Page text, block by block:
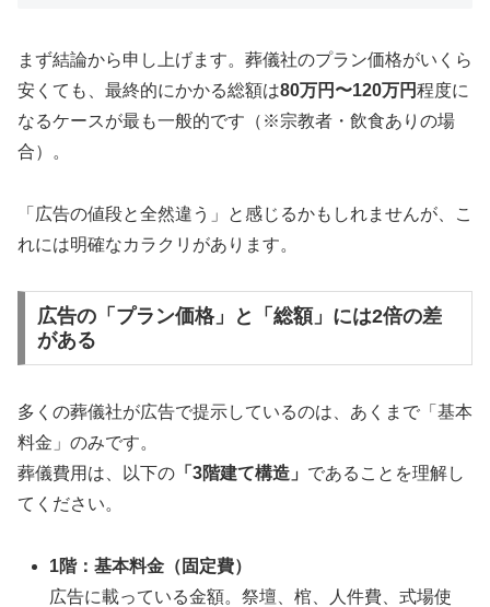
まず結論から申し上げます。葬儀社のプラン価格がいくら
安くても、最終的にかかる総額は80万円〜120万円程度に
なるケースが最も一般的です（※宗教者・飲食ありの場
合）。
「広告の値段と全然違う」と感じるかもしれませんが、こ
れには明確なカラクリがあります。
広告の「プラン価格」と「総額」には2倍の差
がある
多くの葬儀社が広告で提示しているのは、あくまで「基本
料金」のみです。
葬儀費用は、以下の 「3階建て構造」 であることを理解し
てください。
1階：基本料金（固定費）
広告に載っている金額。祭壇、棺、人件費、式場使